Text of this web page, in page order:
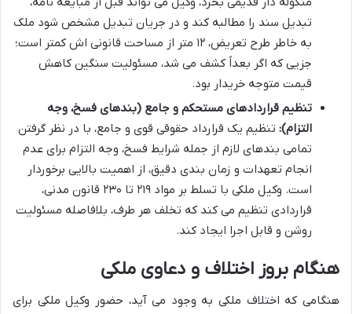
تبدیل سند را مطالبه کند و در جریان تبدیل مشخص شود ملک
به خاطر طرح تعریض، ۱۲ متر از مساحت قانونی اش کمتر است؛
جزیی که اگر بعداً کشف می شد، مسئولیت سنگین کاهش
قیمت متوجه خریدار بود.
تنظیم قراردادهای مستحکم و جامع (بندهای فسخ، وجه
التزام): تنظیم یک قرارداد حقوقی قوی و جامع، با در نظر گرفتن
تمامی بندهای لازم از جمله شرایط فسخ، وجه التزام برای عدم
انجام تعهدات و زمان بندی دقیق، از اهمیت بالایی برخوردار
است. وکیل ملکی با تسلط بر مواد ۲۱۹ تا ۲۳۰ قانون مدنی،
قراردادی تنظیم می کند که تخلف هر طرف، بلافاصله مسئولیت
روشن و قابل اجرا ایجاد کند.
هنگام بروز اختلاف و دعاوی ملکی
هنگامی که اختلاف ملکی به وجود می آید، حضور وکیل ملکی برای